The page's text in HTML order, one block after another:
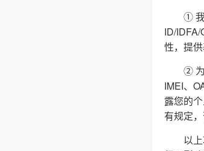
① 我
ID/
性，提
②
IMEI、
露您的
有规定
以